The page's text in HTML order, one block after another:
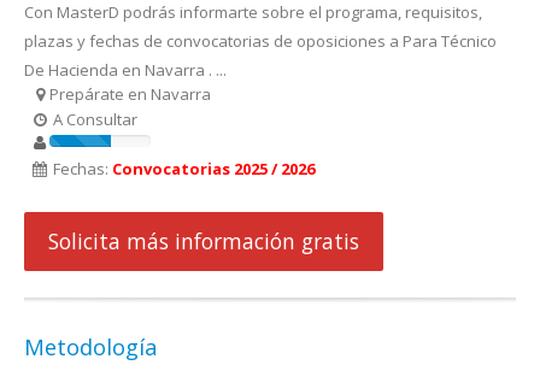
Con MasterD podrás informarte sobre el programa, requisitos,
plazas y fechas de convocatorias de oposiciones a Para Técnico
De Hacienda en Navarra . ...
Prepárate en Navarra
A Consultar
Fechas: Convocatorias 2025 / 2026
Solicita más información gratis
Metodología